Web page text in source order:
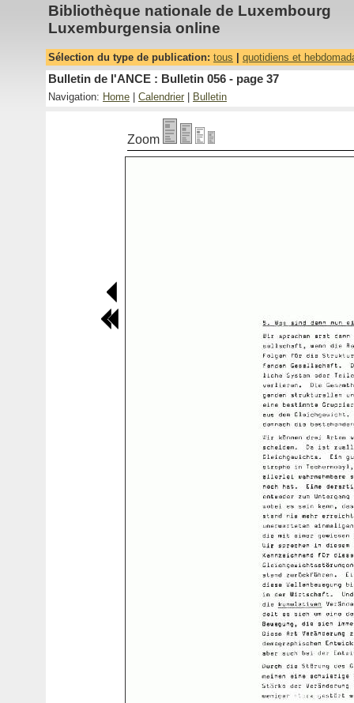
Bibliothèque nationale de Luxembourg
Luxemburgensia online
Sélection du type de publication: tous quotidiens et
Bulletin de l'ANCE : Bulletin 056 - page 37
Navigation: Home Calendrier Bulletin
Zoom